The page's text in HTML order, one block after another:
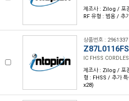
제조사 : Zilog / 포
RF 유형 : 범용 / 추
상품번호 : 2961337
IC FHSS
제조사 : Zilog / 포
형 : FHSS / 추가
x28)